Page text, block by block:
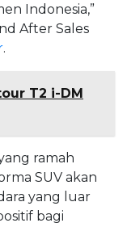
Indonesia,”
After Sales
.
T2 i-DM
ramah
SUV akan
yang luar
bagi